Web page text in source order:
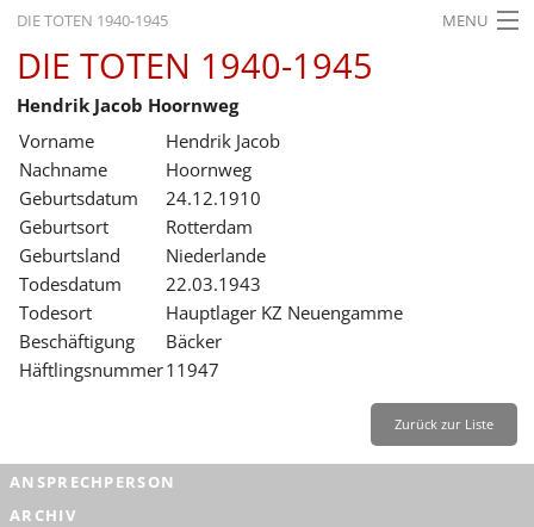
DIE TOTEN 1940-1945 MENU
STARTSEITE
AKTUELLES
AUSSTELLUNGEN
GESCHICHTE
BILDUNG
FORSCHUNG
SERVICE
Leichte Sprache
DIE TOTEN 1940-1945
Hendrik Jacob Hoornweg
Vorname
Hendrik Jacob
Nachname
Hoornweg
Geburtsdatum
24.12.1910
Geburtsort
Rotterdam
Geburtsland
Niederlande
Todesdatum
22.03.1943
Todesort
Hauptlager KZ Neuengamme
Beschäftigung
Bäcker
Häftlingsnummer11947
Zurück zur Liste
ANSPRECHPERSON
ARCHIV